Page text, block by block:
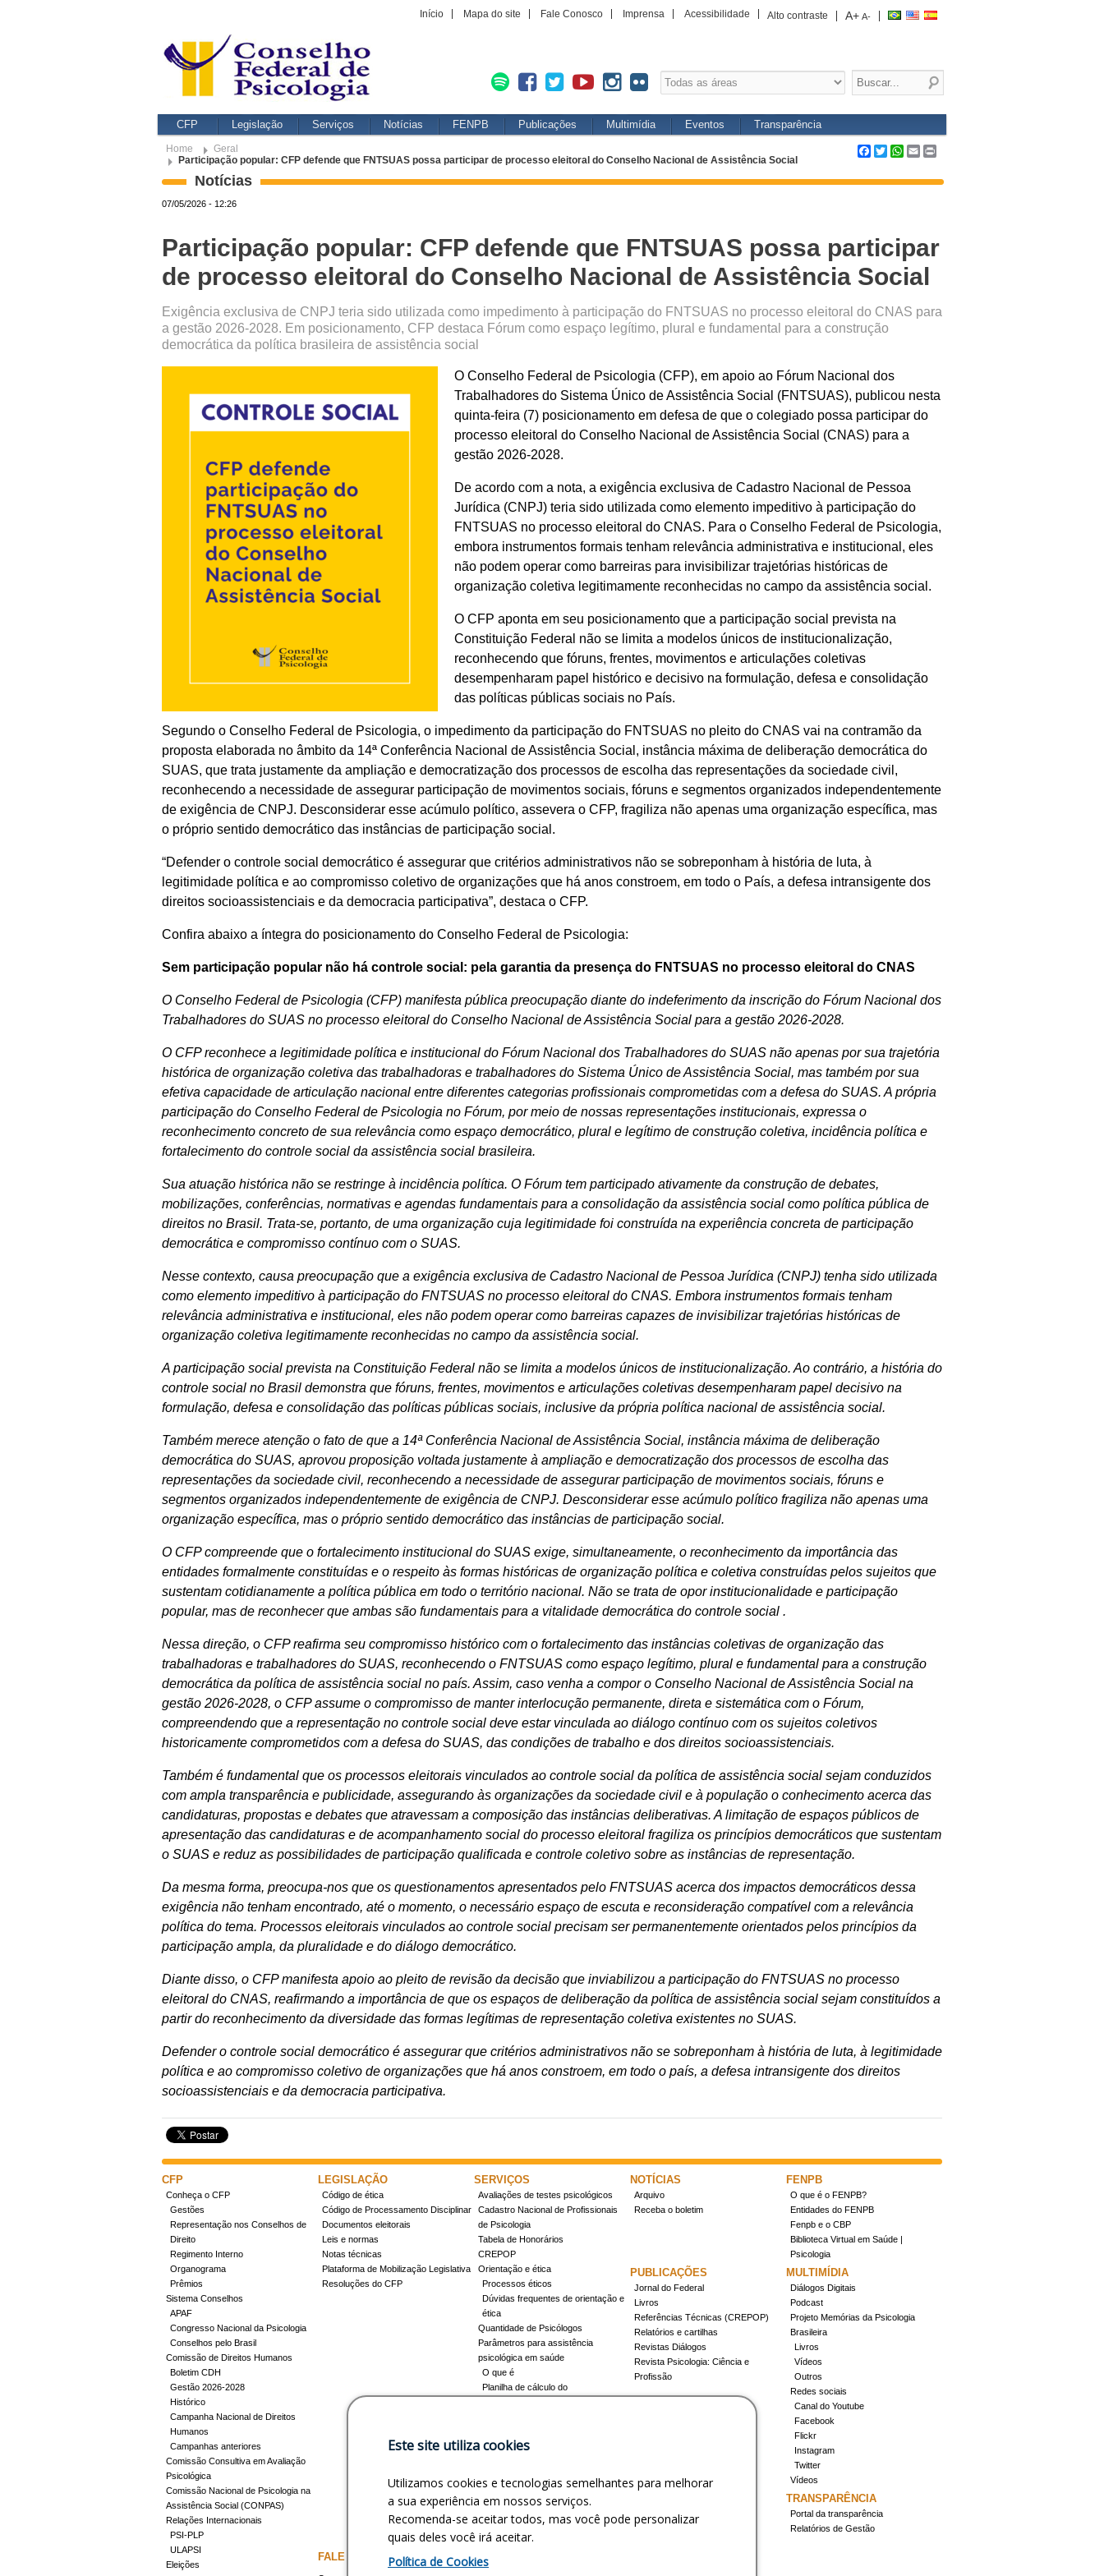
A+ A-
Alto contraste
Início Mapa do site Fale Conosco Imprensa Acessibilidade
CFP Legislação Serviços Notícias FENPB Publicações Multimídia Eventos Transparência
Home
Geral
Participação popular: CFP defende que FNTSUAS possa participar de processo eleitoral do Conselho Nacional de Assistência Social
Facebook
TwitterWhatsApp
Email
Notícias
07/05/2026 - 12:26
Participação popular: CFP defende que FNTSUAS possa participar
de processo eleitoral do Conselho Nacional de Assistência Social
Exigência exclusiva de CNPJ teria sido utilizada como impedimento à participação do FNTSUAS no processo eleitoral do CNAS para
a gestão 2026-2028. Em posicionamento, CFP destaca Fórum como espaço legítimo, plural e fundamental para a construção
democrática da política brasileira de assistência social
O Conselho Federal de Psicologia (CFP), em apoio ao Fórum Nacional dos
Trabalhadores do Sistema Único de Assistência Social (FNTSUAS), publicou nesta
quinta-feira (7) posicionamento em defesa de que o colegiado possa participar do
processo eleitoral do Conselho Nacional de Assistência Social (CNAS) para a
gestão 2026-2028.
De acordo com a nota, a exigência exclusiva de Cadastro Nacional de Pessoa
Jurídica (CNPJ) teria sido utilizada como elemento impeditivo à participação do
FNTSUAS no processo eleitoral do CNAS. Para o Conselho Federal de Psicologia,
embora instrumentos formais tenham relevância administrativa e institucional, eles
não podem operar como barreiras para invisibilizar trajetórias históricas de
organização coletiva legitimamente reconhecidas no campo da assistência social.
O CFP aponta em seu posicionamento que a participação social prevista na
Constituição Federal não se limita a modelos únicos de institucionalização,
reconhecendo que fóruns, frentes, movimentos e articulações coletivas
desempenharam papel histórico e decisivo na formulação, defesa e consolidação
das políticas públicas sociais no País.
Segundo o Conselho Federal de Psicologia, o impedimento da participação do FNTSUAS no pleito do CNAS vai na contramão da
proposta elaborada no âmbito da 14ª Conferência Nacional de Assistência Social, instância máxima de deliberação democrática do
SUAS, que trata justamente da ampliação e democratização dos processos de escolha das representações da sociedade civil,
reconhecendo a necessidade de assegurar participação de movimentos sociais, fóruns e segmentos organizados independentemente
de exigência de CNPJ. Desconsiderar esse acúmulo político, assevera o CFP, fragiliza não apenas uma organização específica, mas
o próprio sentido democrático das instâncias de participação social.
“Defender o controle social democrático é assegurar que critérios administrativos não se sobreponham à história de luta, à
legitimidade política e ao compromisso coletivo de organizações que há anos constroem, em todo o País, a defesa intransigente dos
direitos socioassistenciais e da democracia participativa”, destaca o CFP.
Confira abaixo a íntegra do posicionamento do Conselho Federal de Psicologia:
Sem participação popular não há controle social: pela garantia da presença do FNTSUAS no processo eleitoral do CNAS
O Conselho Federal de Psicologia (CFP) manifesta pública preocupação diante do indeferimento da inscrição do Fórum Nacional dos
Trabalhadores do SUAS no processo eleitoral do Conselho Nacional de Assistência Social para a gestão 2026-2028.
O CFP reconhece a legitimidade política e institucional do Fórum Nacional dos Trabalhadores do SUAS não apenas por sua trajetória
histórica de organização coletiva das trabalhadoras e trabalhadores do Sistema Único de Assistência Social, mas também por sua
efetiva capacidade de articulação nacional entre diferentes categorias profissionais comprometidas com a defesa do SUAS. A própria
participação do Conselho Federal de Psicologia no Fórum, por meio de nossas representações institucionais, expressa o
reconhecimento concreto de sua relevância como espaço democrático, plural e legítimo de construção coletiva, incidência política e
fortalecimento do controle social da assistência social brasileira.
Sua atuação histórica não se restringe à incidência política. O Fórum tem participado ativamente da construção de debates,
mobilizações, conferências, normativas e agendas fundamentais para a consolidação da assistência social como política pública de
direitos no Brasil. Trata-se, portanto, de uma organização cuja legitimidade foi construída na experiência concreta de participação
democrática e compromisso contínuo com o SUAS.
Nesse contexto, causa preocupação que a exigência exclusiva de Cadastro Nacional de Pessoa Jurídica (CNPJ) tenha sido utilizada
como elemento impeditivo à participação do FNTSUAS no processo eleitoral do CNAS. Embora instrumentos formais tenham
relevância administrativa e institucional, eles não podem operar como barreiras capazes de invisibilizar trajetórias históricas de
organização coletiva legitimamente reconhecidas no campo da assistência social.
A participação social prevista na Constituição Federal não se limita a modelos únicos de institucionalização. Ao contrário, a história do
controle social no Brasil demonstra que fóruns, frentes, movimentos e articulações coletivas desempenharam papel decisivo na
formulação, defesa e consolidação das políticas públicas sociais, inclusive da própria política nacional de assistência social.
Também merece atenção o fato de que a 14ª Conferência Nacional de Assistência Social, instância máxima de deliberação
democrática do SUAS, aprovou proposição voltada justamente à ampliação e democratização dos processos de escolha das
representações da sociedade civil, reconhecendo a necessidade de assegurar participação de movimentos sociais, fóruns e
segmentos organizados independentemente de exigência de CNPJ. Desconsiderar esse acúmulo político fragiliza não apenas uma
organização específica, mas o próprio sentido democrático das instâncias de participação social.
O CFP compreende que o fortalecimento institucional do SUAS exige, simultaneamente, o reconhecimento da importância das
entidades formalmente constituídas e o respeito às formas históricas de organização política e coletiva construídas pelos sujeitos que
sustentam cotidianamente a política pública em todo o território nacional. Não se trata de opor institucionalidade e participação
popular, mas de reconhecer que ambas são fundamentais para a vitalidade democrática do controle social .
Nessa direção, o CFP reafirma seu compromisso histórico com o fortalecimento das instâncias coletivas de organização das
trabalhadoras e trabalhadores do SUAS, reconhecendo o FNTSUAS como espaço legítimo, plural e fundamental para a construção
democrática da política de assistência social no país. Assim, caso venha a compor o Conselho Nacional de Assistência Social na
gestão 2026-2028, o CFP assume o compromisso de manter interlocução permanente, direta e sistemática com o Fórum,
compreendendo que a representação no controle social deve estar vinculada ao diálogo contínuo com os sujeitos coletivos
historicamente comprometidos com a defesa do SUAS, das condições de trabalho e dos direitos socioassistenciais.
Também é fundamental que os processos eleitorais vinculados ao controle social da política de assistência social sejam conduzidos
com ampla transparência e publicidade, assegurando às organizações da sociedade civil e à população o conhecimento acerca das
candidaturas, propostas e debates que atravessam a composição das instâncias deliberativas. A limitação de espaços públicos de
apresentação das candidaturas e de acompanhamento social do processo eleitoral fragiliza os princípios democráticos que sustentam
o SUAS e reduz as possibilidades de participação qualificada e controle coletivo sobre as instâncias de representação.
Da mesma forma, preocupa-nos que os questionamentos apresentados pelo FNTSUAS acerca dos impactos democráticos dessa
exigência não tenham encontrado, até o momento, o necessário espaço de escuta e reconsideração compatível com a relevância
política do tema. Processos eleitorais vinculados ao controle social precisam ser permanentemente orientados pelos princípios da
participação ampla, da pluralidade e do diálogo democrático.
Diante disso, o CFP manifesta apoio ao pleito de revisão da decisão que inviabilizou a participação do FNTSUAS no processo
eleitoral do CNAS, reafirmando a importância de que os espaços de deliberação da política de assistência social sejam constituídos a
partir do reconhecimento da diversidade das formas legítimas de representação coletiva existentes no SUAS.
Defender o controle social democrático é assegurar que critérios administrativos não se sobreponham à história de luta, à legitimidade
política e ao compromisso coletivo de organizações que há anos constroem, em todo o país, a defesa intransigente dos direitos
socioassistenciais e da democracia participativa.
CFP
Conheça o CFP
Gestões
Representação nos Conselhos de
Direito
Regimento Interno
Organograma
Prêmios
Sistema Conselhos
APAF
Congresso Nacional da Psicologia
Conselhos pelo Brasil
Comissão de Direitos Humanos
Boletim CDH
Gestão 2026-2028
Histórico
Campanha Nacional de Direitos
Humanos
Campanhas anteriores
Comissão Consultiva em Avaliação
Psicológica
Comissão Nacional de Psicologia na
Assistência Social (CONPAS)
Relações Internacionais
PSI-PLP
ULAPSI
Eleições
LEGISLAÇÃO
Código de ética
Código de Processamento Disciplinar
Documentos eleitorais
Leis e normas
Notas técnicas
Plataforma de Mobilização Legislativa
Resoluções do CFP
SERVIÇOS
Avaliações de testes psicológicos
Cadastro Nacional de Profissionais
de Psicologia
Tabela de Honorários
CREPOP
Orientação e ética
Processos éticos
Dúvidas frequentes de orientação e
ética
Quantidade de Psicólogos
Parâmetros para assistência
psicológica em saúde
O que é
Planilha de cálculo do
Registro de Especialista
Cursos credenciados
NOTÍCIAS
Arquivo
Receba o boletim
FENPB
O que é o FENPB?
Entidades do FENPB
Fenpb e o CBP
Biblioteca Virtual em Saúde |
Psicologia
PUBLICAÇÕES
Jornal do Federal
Livros
Referências Técnicas (CREPOP)
Relatórios e cartilhas
Revistas Diálogos
Revista Psicologia: Ciência e
Profissão
MULTIMÍDIA
Diálogos Digitais
Podcast
Projeto Memórias da Psicologia
Brasileira
Livros
Vídeos
Outros
Redes sociais
Canal do Youtube
Facebook
Flickr
Instagram
Twitter
Vídeos
Promovidos pelo CFP
Apoio e Patrocínio
TRANSPARÊNCIA
Portal da transparência
Relatórios de Gestão
FALE CONOSCO INFORMAÇÕES LEGAIS
Este site utiliza cookies
Utilizamos cookies e tecnologias semelhantes para melhorar
a sua experiência em nossos serviços.
Recomenda-se aceitar todos, mas você pode personalizar
quais deles você irá aceitar.
Política de Cookies